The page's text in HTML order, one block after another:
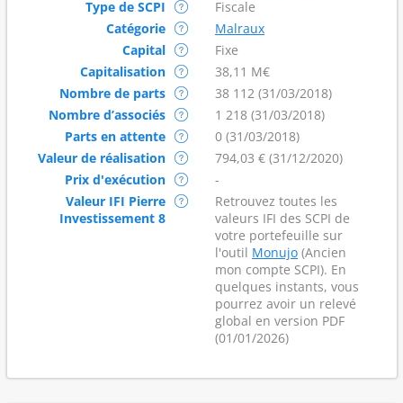
Type de SCPI
Fiscale
Catégorie
Malraux
Capital
Fixe
Capitalisation
38,11 M€
Nombre de parts
38 112 (31/03/2018)
Nombre d’associés
1 218 (31/03/2018)
Parts en attente
0 (31/03/2018)
Valeur de réalisation
794,03 € (31/12/2020)
Prix d'exécution
-
Valeur IFI Pierre
Investissement 8
Retrouvez toutes les
valeurs IFI des SCPI de
votre portefeuille sur
l'outil Monujo (Ancien
mon compte SCPI). En
quelques instants, vous
pourrez avoir un relevé
global en version PDF
(01/01/2026)